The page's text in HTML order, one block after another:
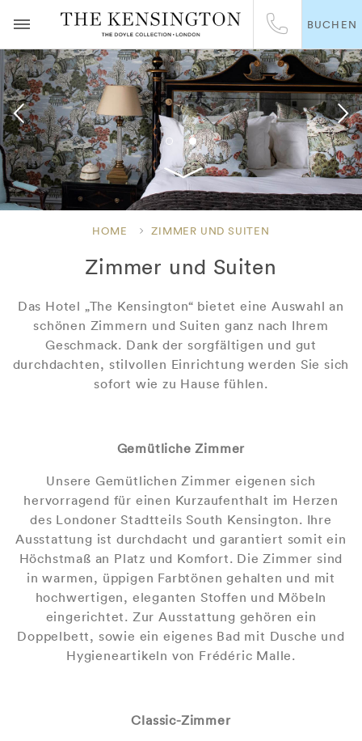
BUCHEN
HOME ZIMMER UND SUITEN
Zimmer und Suiten
Das Hotel „The Kensington“ bietet eine Auswahl an
schönen Zimmern und Suiten ganz nach Ihrem
Geschmack. Dank der sorgfältigen und gut
durchdachten, stilvollen Einrichtung werden Sie sich
sofort wie zu Hause fühlen.
Gemütliche Zimmer
Unsere Gemütlichen Zimmer eigenen sich
hervorragend für einen Kurzaufenthalt im Herzen
des Londoner Stadtteils South Kensington. Ihre
Ausstattung ist durchdacht und garantiert somit ein
Höchstmaß an Platz und Komfort. Die Zimmer sind
in warmen, üppigen Farbtönen gehalten und mit
hochwertigen, eleganten Stoffen und Möbeln
eingerichtet. Zur Ausstattung gehören ein
Doppelbett, sowie ein eigenes Bad mit Dusche und
Hygieneartikeln von Frédéric Malle.
Classic-Zimmer